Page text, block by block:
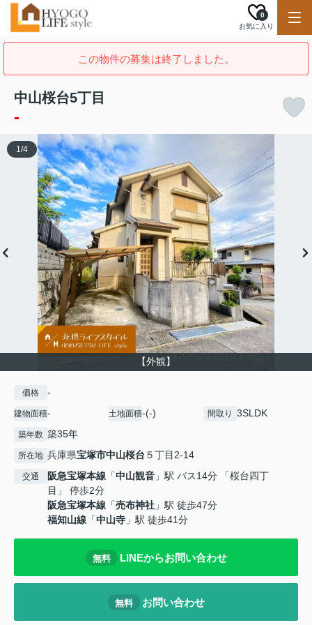
お気に入り
0
この物件の募集は終了しました。
中山桜台5丁目
-
【外観】
1/4
価格 -
建物面積- 土地面積-(-) 間取り 3SLDK
築年数 築35年
所在地 兵庫県宝塚市中山桜台 ５丁目2-14
交通 阪急宝塚本線 「中山観音 」駅 バス14分 「桜台四丁
目」 停歩2分
阪急宝塚本線 「売布神社 」駅 徒歩47分
福知山線 「中山寺 」駅 徒歩41分
無料 LINEからお問い合わせ
無料 お問い合わせ